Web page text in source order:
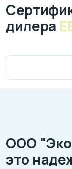
дилера
ООО
это